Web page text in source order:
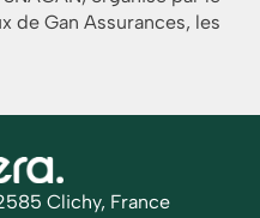
de Gan Assurances, les
Clichy, France